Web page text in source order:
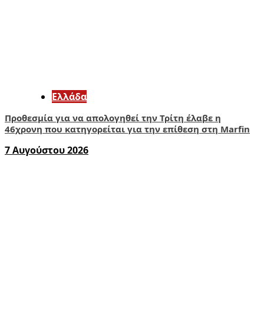
Ελλάδα
Προθεσμία για να απολογηθεί την Τρίτη έλαβε η
46χρονη που κατηγορείται για την επίθεση στη Marfin
7 Αυγούστου 2026